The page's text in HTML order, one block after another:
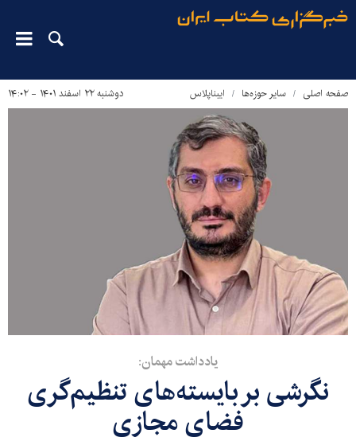
صفحه اصلی سایر حوزه‌ها ایبناپلاس دوشنبه ۲۲ اسفند ۱۴۰۱ - ۱۴:۰۲
یادداشت مهمان:
نگرشی بر بایسته‌های تنظیم‌گری
فضای مجازی